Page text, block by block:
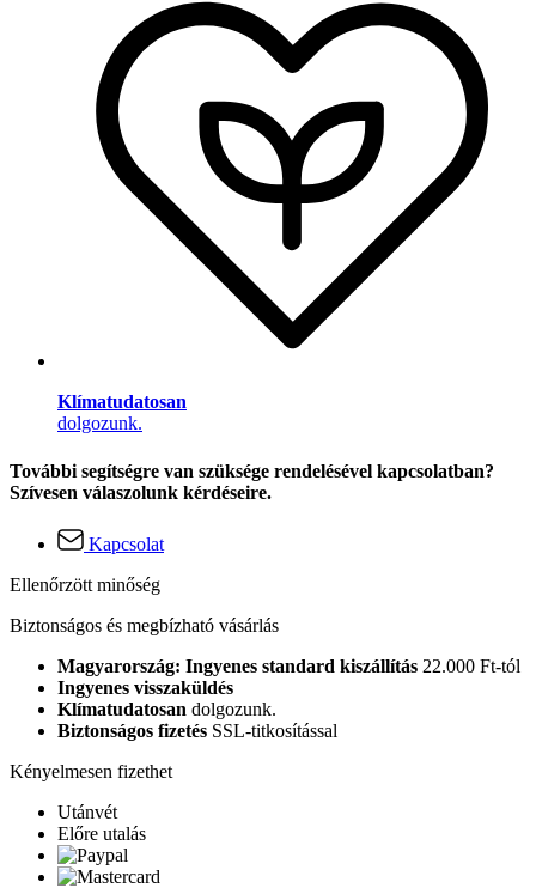
Klímatudatosan
dolgozunk.
További segítségre van szüksége rendelésével kapcsolatban?
Szívesen válaszolunk kérdéseire.
Kapcsolat
Ellenőrzött minőség
Biztonságos és megbízható vásárlás
Magyarország: Ingyenes standard kiszállítás 22.000 Ft-tól
Ingyenes visszaküldés
Klímatudatosan dolgozunk.
Biztonságos fizetés SSL-titkosítással
Kényelmesen fizethet
Utánvét
Előre utalás